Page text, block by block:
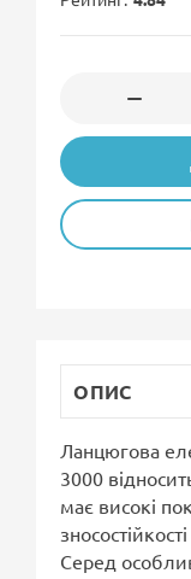
ОПИС
Ланцюгова
3000
має високі
Серед